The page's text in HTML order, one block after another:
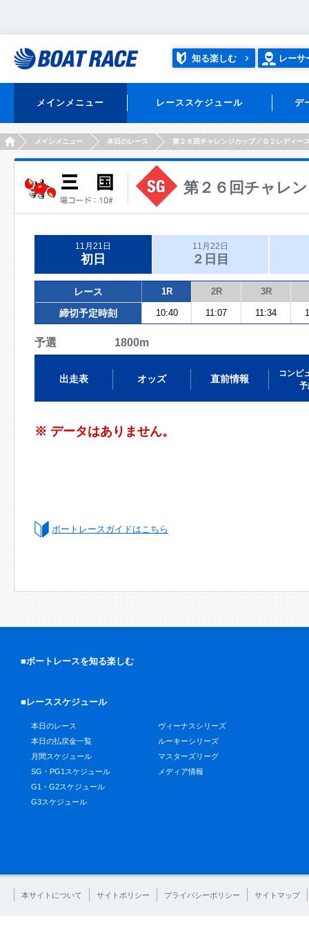
知る楽しむ レーサ
メインメニュー レーススケジュール デ
HOMEメインメニュー 本日のレース 第２６回チャレンジカップ／Ｇ２レディー
第２６回チャレ
11月21日
初日
11月22日
２日目
レース 1R 2R 3R
締切予定時刻 10:40 11:07 11:34
予選 1800m
出走表 オッズ 直前情報
コンピ
予
※ データはありません。
ボートレースガイドはこちら
■ボートレースを知る楽しむ
■レーススケジュール
本日のレース
本日の払戻金一覧
月間スケジュール
SG・PG1スケジュール
G1・G2スケジュール
G3スケジュール
ヴィーナスシリーズ
ルーキーシリーズ
マスターズリーグ
メディア情報
本サイトについて サイトポリシー プライバシーポリシー サイトマップ